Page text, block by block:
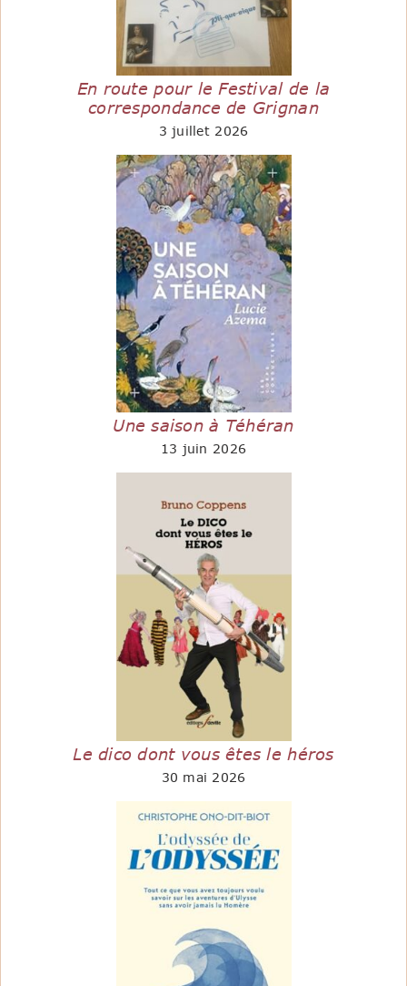
En route pour le Festival de la
correspondance de Grignan
3 juillet 2026
Une saison à Téhéran
13 juin 2026
Le dico dont vous êtes le héros
30 mai 2026